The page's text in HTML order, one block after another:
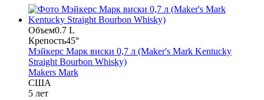
Объем0.7 L
Крепость45°
Мэйкерс Марк виски 0,7 л (Maker's Mark Kentucky
Straight Bourbon Whisky)
Makers Mark
США
5 лет